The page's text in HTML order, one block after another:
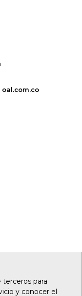
terceros para
y conocer el